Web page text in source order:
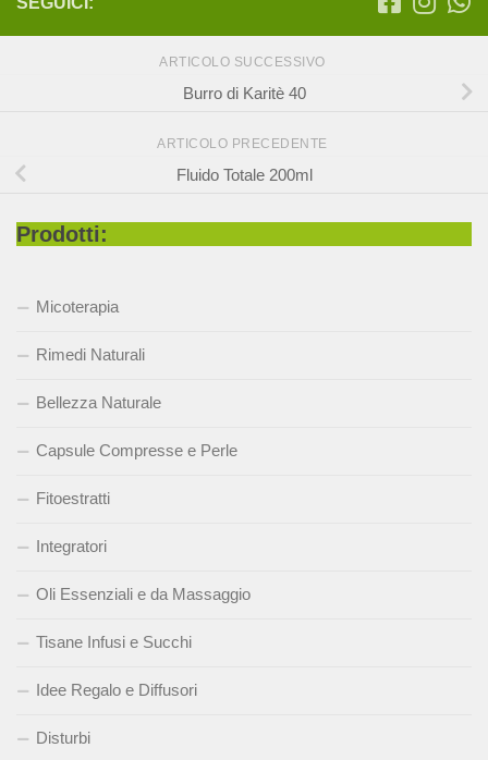
ARTICOLO SUCCESSIVO
Burro di Karitè 40
ARTICOLO PRECEDENTE
Fluido Totale 200ml
Prodotti:
Micoterapia
Rimedi Naturali
Bellezza Naturale
Capsule Compresse e Perle
Fitoestratti
Integratori
Oli Essenziali e da Massaggio
Tisane Infusi e Succhi
Idee Regalo e Diffusori
Disturbi